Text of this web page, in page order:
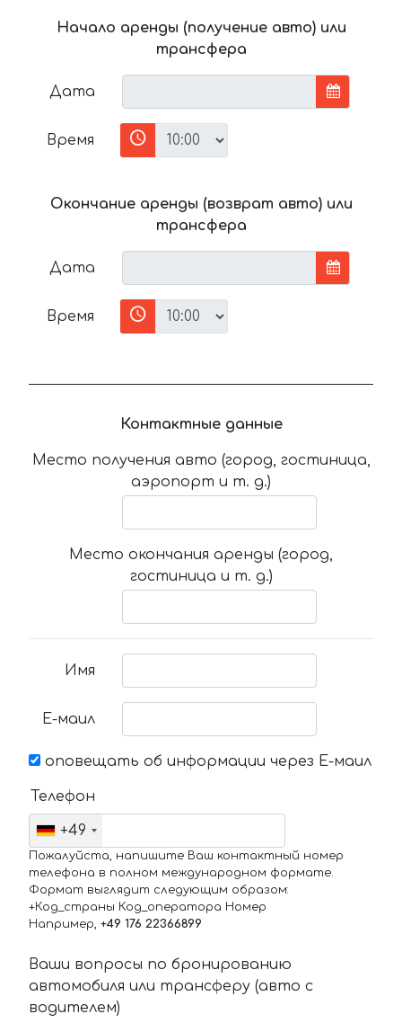
Начало аренды (получение авто) или
трансфера
Дата
Время
Окончание аренды (возврат авто) или
трансфера
Дата
Время
Контактные данные
Место получения авто (город, гостиница,
аэропорт и т. д.)
Место окончания аренды (город,
гостиница и т. д.)
Имя
Е-маил
оповещать об информации через Е-маил
Телефон
+49
Пожалуйста, напишите Ваш контактный номер
телефона в полном международном формате.
Формат выглядит следующим образом:
+Код_страны Код_оператора Номер
Например, +49 176 22366899
Ваши вопросы по бронированию
автомобиля или трансферу (авто с
водителем)